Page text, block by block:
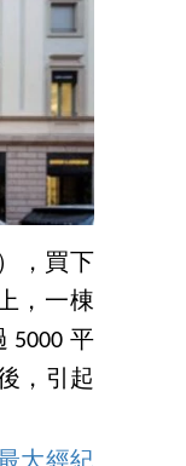
，買下
，一棟
5000 平
，引起